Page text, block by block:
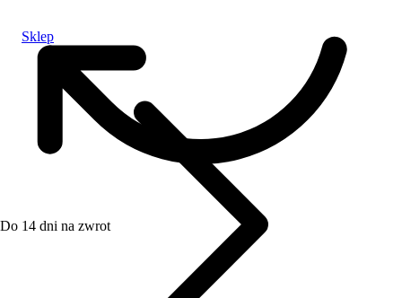
Do 14 dni na zwrot
Sklep